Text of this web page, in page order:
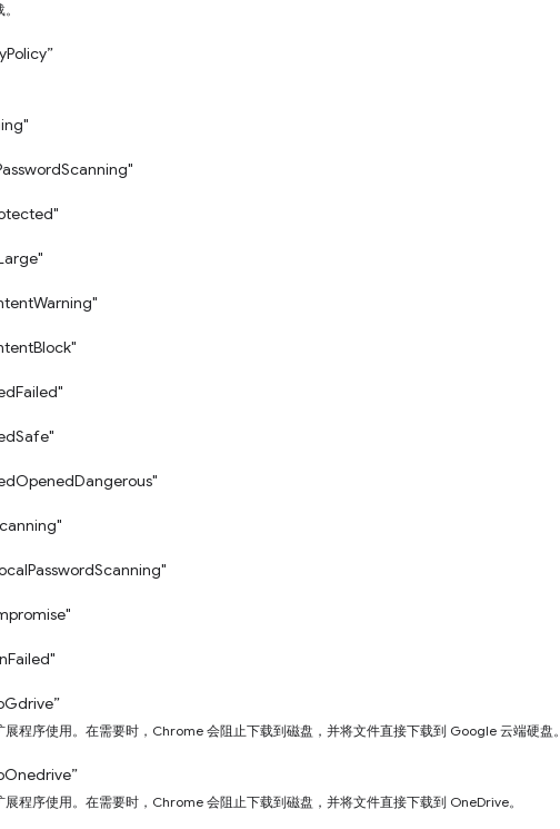
程序使用。在需要时，Chrome 会阻止下载到磁盘，并将文件直接下载到 Google 云端硬盘。
程序使用。在需要时，Chrome 会阻止下载到磁盘，并将文件直接下载到 OneDrive。